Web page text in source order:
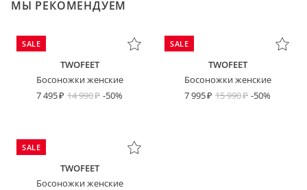
МЫ РЕКОМЕНДУЕМ
SALE
TWOFEET
Босоножки женские
7 495
14 990 -50%
SALE
TWOFEET
Босоножки женские
7 995
15 990 -50%
SALE
TWOFEET
Босоножки женские